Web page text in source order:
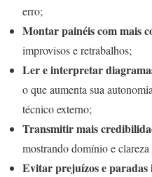
erro;
Montar painéis com mais
improvisos e retrabalhos;
Ler e interpretar
o que aumenta sua
técnico externo;
Transmitir mais
mostrando domínio e clareza
Evitar prejuízos e paradas